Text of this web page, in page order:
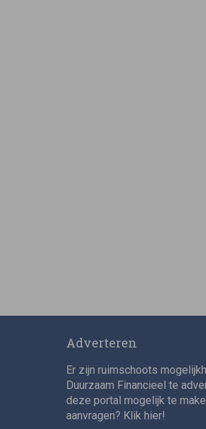
Adverteren
Er zijn ruimschoots
Duurzaam Financieel te
deze portal mogelijk te
aanvragen? Klik hier!